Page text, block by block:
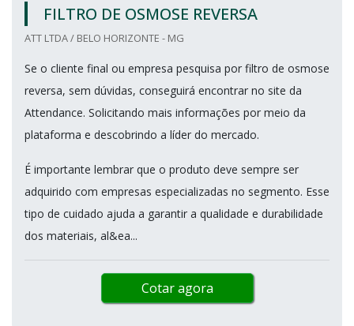
FILTRO DE OSMOSE REVERSA
ATT LTDA / BELO HORIZONTE - MG
Se o cliente final ou empresa pesquisa por filtro de osmose
reversa, sem dúvidas, conseguirá encontrar no site da
Attendance. Solicitando mais informações por meio da
plataforma e descobrindo a líder do mercado.
É importante lembrar que o produto deve sempre ser
adquirido com empresas especializadas no segmento. Esse
tipo de cuidado ajuda a garantir a qualidade e durabilidade
dos materiais, al&ea...
Cotar agora